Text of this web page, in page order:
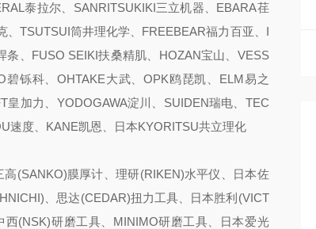
泰拉尔、SANRITSUKIKI三立机器、EBARA荏
、TSUTSUI筒井理化学、FREEBEAR福力百亚、I
、FUSO SEIKI扶桑精肌、HOZAN宝山、VESS
铄科、OHTAKE大武、OPK鸥琵凯、ELM易之
加力、YODOGAWA淀川、SUIDEN瑞电、TEC
速度、KANE凯恩、日本KYORITSU共立理化
(SANKO)膜厚计、理研(RIKEN)水平仪、日本佐
、思达(CEDAR)扭力工具、日本胜利(VICT
(NSK)研磨工具、MINIMO研磨工具、日本爱光